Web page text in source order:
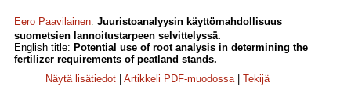
Eero Paavilainen. Juuristoanalyysin käyttömahdollisuus
suometsien lannoitustarpeen selvittelyssä.
English title: Potential use of root analysis in determining the
fertilizer requirements of peatland stands.
Näytä lisätiedot
Artikkeli PDF-muodossa| Tekijä